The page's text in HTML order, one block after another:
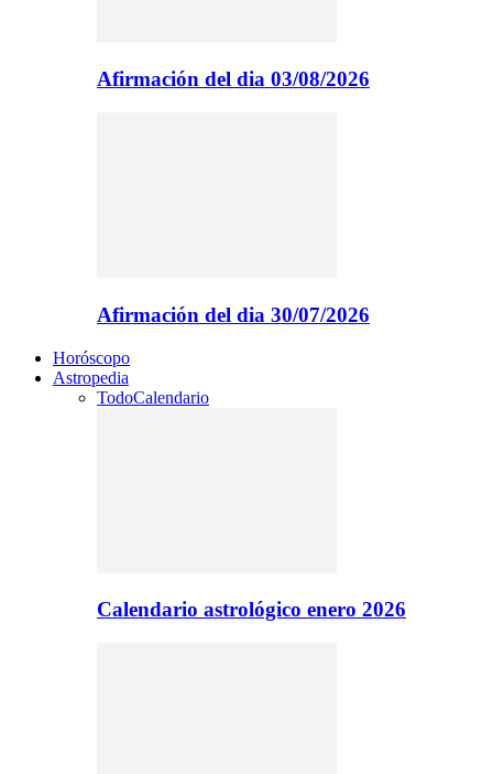
Afirmación del dia 03/08/2026
Afirmación del dia 30/07/2026
Horóscopo
Astropedia
TodoCalendario
Calendario astrológico enero 2026